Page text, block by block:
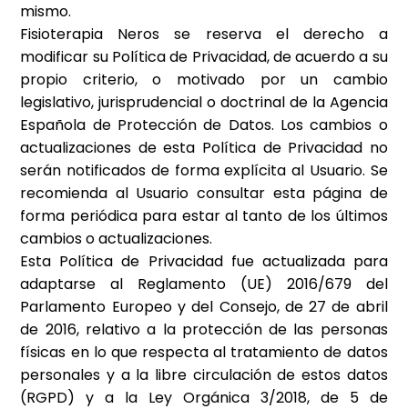
mismo.
Fisioterapia Neros se reserva el derecho a
modificar su Política de Privacidad, de acuerdo a su
propio criterio, o motivado por un cambio
legislativo, jurisprudencial o doctrinal de la Agencia
Española de Protección de Datos. Los cambios o
actualizaciones de esta Política de Privacidad no
serán notificados de forma explícita al Usuario. Se
recomienda al Usuario consultar esta página de
forma periódica para estar al tanto de los últimos
cambios o actualizaciones.
Esta Política de Privacidad fue actualizada para
adaptarse al Reglamento (UE) 2016/679 del
Parlamento Europeo y del Consejo, de 27 de abril
de 2016, relativo a la protección de las personas
físicas en lo que respecta al tratamiento de datos
personales y a la libre circulación de estos datos
(RGPD) y a la Ley Orgánica 3/2018, de 5 de